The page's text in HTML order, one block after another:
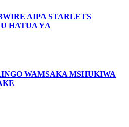
AIPA STARLETS
HATUA YA
WAMSAKA MSHUKIWA